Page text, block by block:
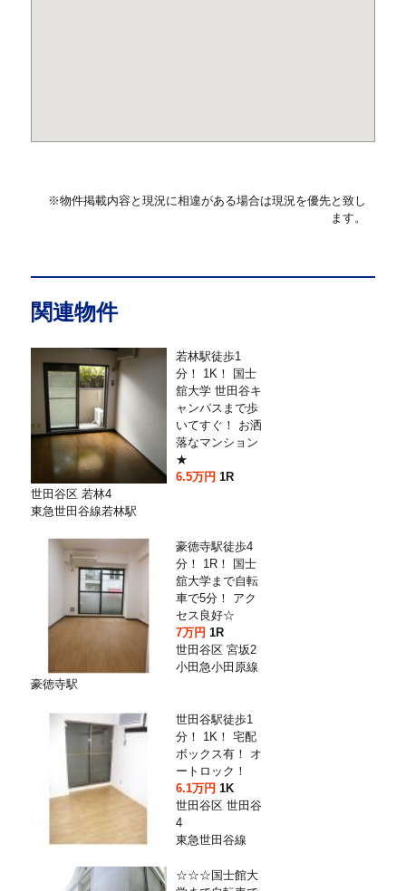
※物件掲載内容と現況に相違がある場合は現況を優先と致し
ます。
関連物件
若林駅徒歩1
分！ 1K！ 国士
舘大学 世田谷キ
ャンパスまで歩
いてすぐ！ お洒
落なマンション
★
6.5万円1R
世田谷区 若林4
東急世田谷線若林駅
豪徳寺駅徒歩4
分！ 1R！ 国士
舘大学まで自転
車で5分！ アク
セス良好☆
7万円1R
世田谷区 宮坂2
小田急小田原線
豪徳寺駅
世田谷駅徒歩1
分！ 1K！ 宅配
ボックス有！ オ
ートロック！
6.1万円1K
世田谷区 世田谷
4
東急世田谷線
☆☆☆国士館大